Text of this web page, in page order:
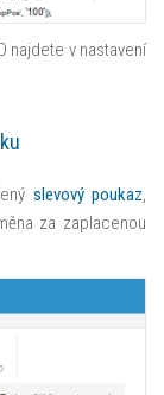
najdete v nastavení
slevový poukaz,
za zaplacenou